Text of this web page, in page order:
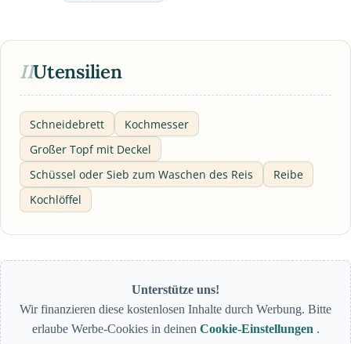
IIUtensilien
Schneidebrett
Kochmesser
Großer Topf mit Deckel
Schüssel oder Sieb zum Waschen des Reis
Reibe
Kochlöffel
Unterstütze uns!
Wir finanzieren diese kostenlosen Inhalte durch Werbung. Bitte
erlaube Werbe-Cookies in deinen Cookie-Einstellungen .